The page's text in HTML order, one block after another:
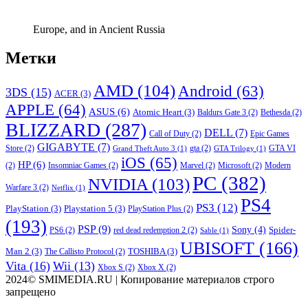
Europe, and in Ancient Russia
Метки
3DS (15) ACER (3) AMD (104)Android (63)
APPLE (64) ASUS (6) Atomic Heart (3) Baldurs Gate 3 (2) Bethesda (2)
BLIZZARD (287) Call of Duty (2) DELL (7) Epic Games
Store (2) GIGABYTE (7) Grand Theft Auto 3 (1) gta (2) GTA Trilogy (1) GTA VI
(2) HP(6) Insomniac Games (2) iOS (65) Marvel (2) Microsoft(2) Modern
Warfare 3 (2) Netflix (1) NVIDIA (103)PC (382)
PlayStation (3) Playstation 5 (3) PlayStation Plus (2) PS3 (12) PS4
(193) PS6 (2) PSP(9) red dead redemption 2 (2) Sable (1) Sony (4) Spider-
Man 2 (3) The Callisto Protocol (2) TOSHIBA(3) UBISOFT (166)
Vita (16) Wii (13) Xbox S (2) Xbox X (2)
2024© SMIMEDIA.RU | Копирование материалов строго
запрещено